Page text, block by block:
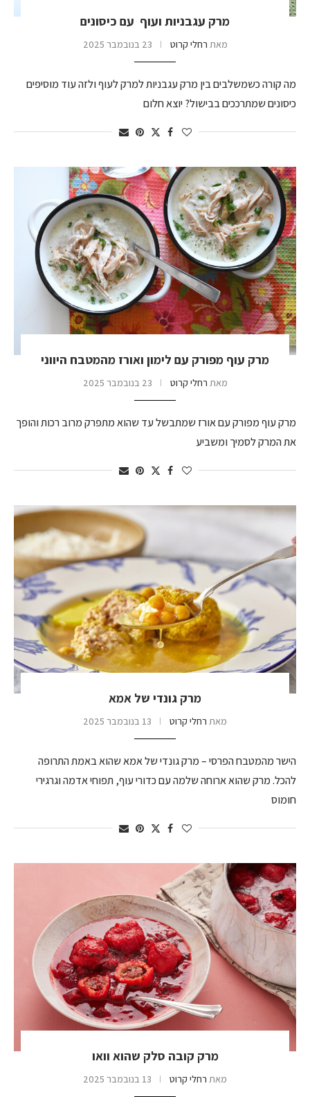
מרק עגבניות ועוף עם כיסונים
מאת רחלי קרוט 23 בנובמבר 2025
מה קורה כשמשלבים בין מרק עגבניות למרק לעוף ולזה עוד מוסיפים
כיסונים שמתרככים בבישול? יוצא חלום
מרק עוף מפורק עם לימון ואורז מהמטבח היווני
מאת רחלי קרוט 23 בנובמבר 2025
מרק עוף מפורק עם אורז שמתבשל עד שהוא מתפרק מרוב רכות והופך
את המרק לסמיך ומשביע
מרק גונדי של אמא
מאת רחלי קרוט 13 בנובמבר 2025
הישר מהמטבח הפרסי – מרק גונדי של אמא שהוא באמת התרופה
להכל. מרק שהוא ארוחה שלמה עם כדורי עוף, תפוחי אדמה וגרגירי
חומוס
מרק קובה סלק שהוא וואו
מאת רחלי קרוט 13 בנובמבר 2025